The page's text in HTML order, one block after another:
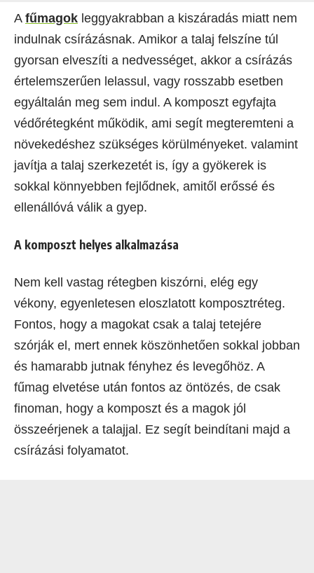
A fűmagok leggyakrabban a kiszáradás miatt nem
indulnak csírázásnak. Amikor a talaj felszíne túl
gyorsan elveszíti a nedvességet, akkor a csírázás
értelemszerűen lelassul, vagy rosszabb esetben
egyáltalán meg sem indul. A komposzt egyfajta
védőrétegként működik, ami segít megteremteni a
növekedéshez szükséges körülményeket. valamint
javítja a talaj szerkezetét is, így a gyökerek is
sokkal könnyebben fejlődnek, amitől erőssé és
ellenállóvá válik a gyep.
A komposzt helyes alkalmazása
Nem kell vastag rétegben kiszórni, elég egy
vékony, egyenletesen eloszlatott komposztréteg.
Fontos, hogy a magokat csak a talaj tetejére
szórják el, mert ennek köszönhetően sokkal jobban
és hamarabb jutnak fényhez és levegőhöz. A
fűmag elvetése után fontos az öntözés, de csak
finoman, hogy a komposzt és a magok jól
összeérjenek a talajjal. Ez segít beindítani majd a
csírázási folyamatot.